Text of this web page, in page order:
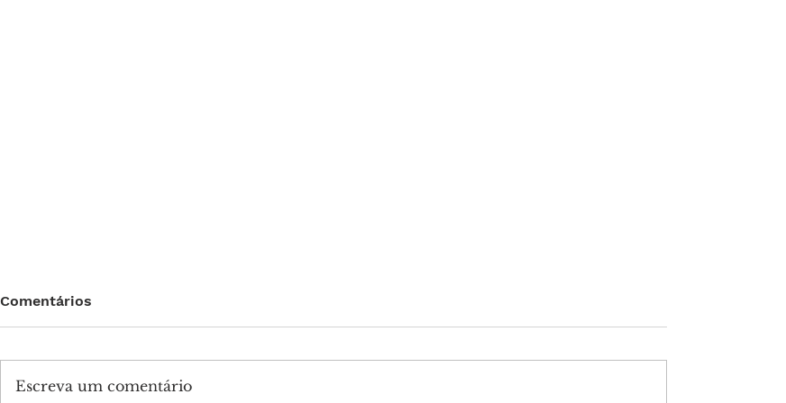
Comentários
Escreva um comentário